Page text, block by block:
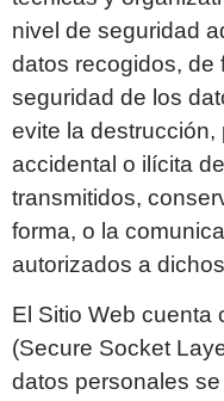
nivel de seguridad
datos recogidos, de
seguridad de los
evite la destrucción,
accidental o ilícita
transmitidos,
forma, o la
autorizados a
El Sitio Web cuenta
(Secure Socket
datos personales